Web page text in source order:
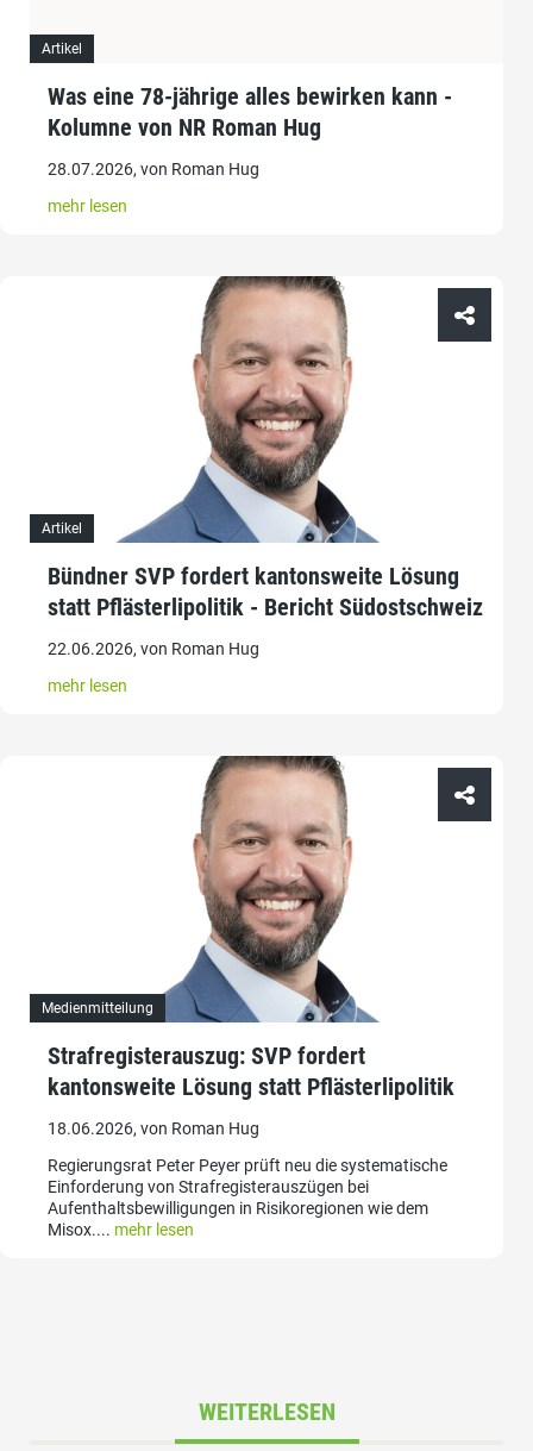
Artikel
Was eine 78-jährige alles bewirken kann -
Kolumne von NR Roman Hug
28.07.2026, von Roman Hug
mehr lesen
Artikel
Bündner SVP fordert kantonsweite Lösung
statt Pflästerlipolitik - Bericht Südostschweiz
22.06.2026, von Roman Hug
mehr lesen
Medienmitteilung
Strafregisterauszug: SVP fordert
kantonsweite Lösung statt Pflästerlipolitik
18.06.2026, von Roman Hug
Regierungsrat Peter Peyer prüft neu die systematische
Einforderung von Strafregisterauszügen bei
Aufenthaltsbewilligungen in Risikoregionen wie dem
Misox.... mehr lesen
WEITERLESEN